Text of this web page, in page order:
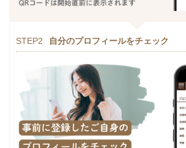
STEP2 自分のプロフィールをチェック